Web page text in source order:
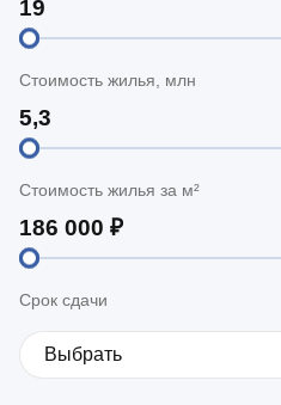
Стоимость жилья, млн
Стоимость жилья за м²
Срок сдачи
Выбрать